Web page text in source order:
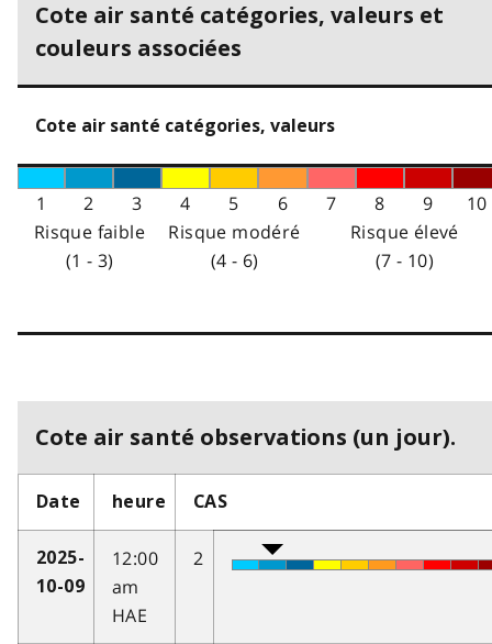
Cote air santé catégories, valeurs et
couleurs associées
Cote air santé catégories, valeurs
1 2 3 4 5 6 7 8 9
10
Risque faible
(1 - 3)
Risque modéré
(4 - 6)
Risque élevé
(7 - 10)
Cote air santé observations (un jour).
Date heure CAS
2025-
10-09
12:00
am
HAE
2